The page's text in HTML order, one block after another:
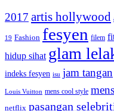
2017 artis hollywood
19 Fashion fesyen filem
hidup sihat glam
indeks fesyen isu jam tangan
Louis Vuitton mens cool style
netflix pasangan